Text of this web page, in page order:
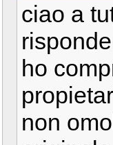
ciao a
ho
non